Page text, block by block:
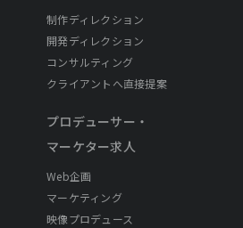
制作ディレクション
開発ディレクション
コンサルティング
クライアントへ直接提案
プロデューサー・
マーケター求人
Web企画
マーケティング
映像プロデュース